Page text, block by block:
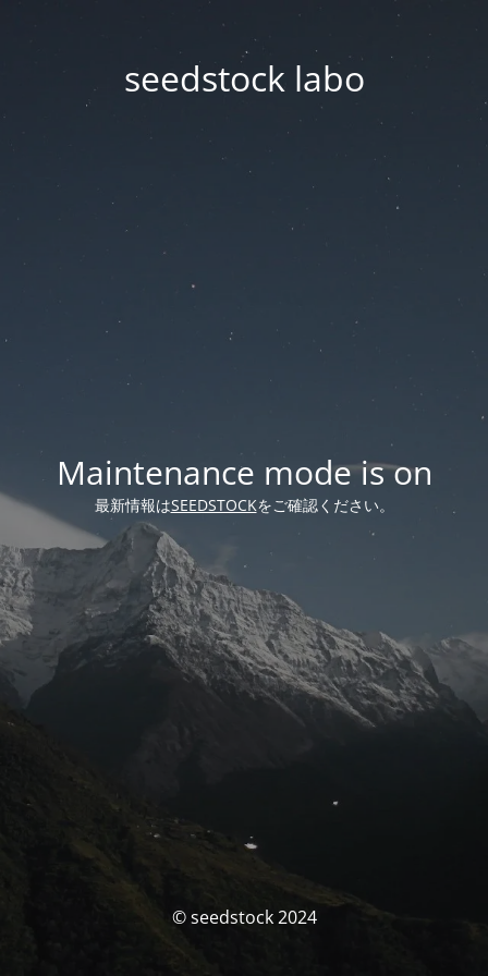
seedstock labo
Maintenance mode is on
最新情報はSEEDSTOCKをご確認ください。
© seedstock 2024